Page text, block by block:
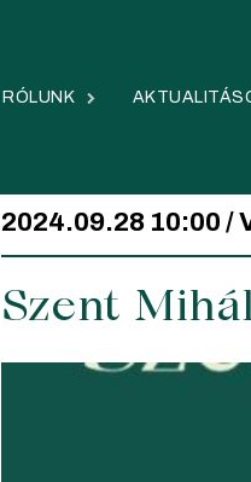
RÓLUNK
2024.09.28 10:00 /
Szent